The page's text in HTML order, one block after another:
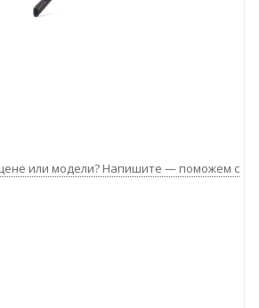
или модели? Напишите — поможем с